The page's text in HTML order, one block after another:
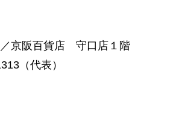
／京阪百貨店 守口店１階
（代表）